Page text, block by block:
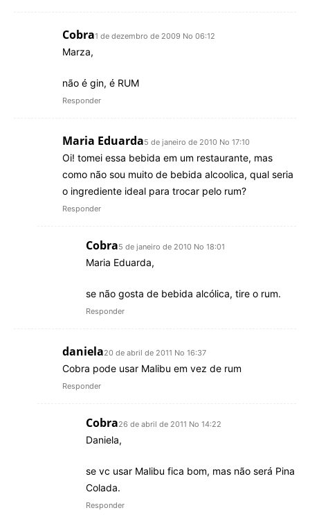
Cobra1 de dezembro de 2009 No 06:12
Marza,
não é gin, é RUM
Responder
Maria Eduarda5 de janeiro de 2010 No 17:10
Oi! tomei essa bebida em um restaurante, mas
como não sou muito de bebida alcoolica, qual seria
o ingrediente ideal para trocar pelo rum?
Responder
Cobra5 de janeiro de 2010 No 18:01
Maria Eduarda,
se não gosta de bebida alcólica, tire o rum.
Responder
daniela20 de abril de 2011 No 16:37
Cobra pode usar Malibu em vez de rum
Responder
Cobra26 de abril de 2011 No 14:22
Daniela,
se vc usar Malibu fica bom, mas não será Pina
Colada.
Responder